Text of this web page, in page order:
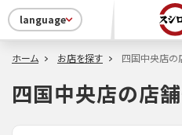
language
ホーム お店を探す 四国中央店の
四国中央店の店